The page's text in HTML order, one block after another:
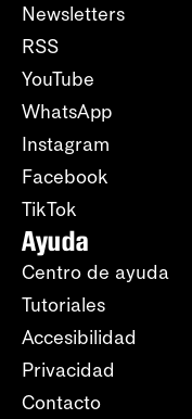
Newsletters
RSS
YouTube
WhatsApp
Instagram
Facebook
TikTok
Ayuda
Centro de ayuda
Tutoriales
Accesibilidad
Privacidad
Contacto